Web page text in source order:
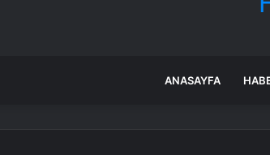
ANASAYFA